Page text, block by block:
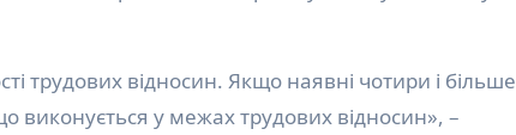
трудових відносин. Якщо наявні чотири і більше
виконується у межах трудових відносин», –